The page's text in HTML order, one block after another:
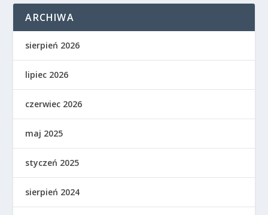
ARCHIWA
sierpień 2026
lipiec 2026
czerwiec 2026
maj 2025
styczeń 2025
sierpień 2024